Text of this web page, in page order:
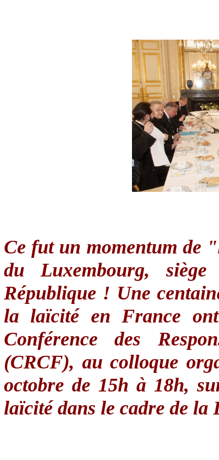
Ce futun momentum de "
du Luxembourg,siège
République ! Une
la laïcitéen France ont
Conférence des
(CRCF), au colloque
octobre de 15h à 18h,
laïcité dans le cadre de la